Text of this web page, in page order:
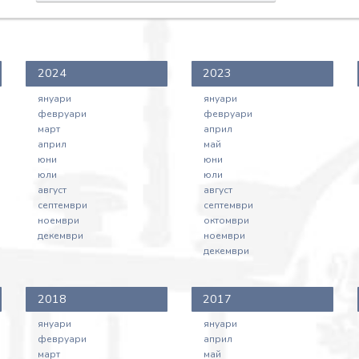
2024
януари
февруари
март
април
юни
юли
август
септември
ноември
декември
2023
януари
февруари
април
май
юни
юли
август
септември
октомври
ноември
декември
2018
януари
февруари
март
2017
януари
април
май